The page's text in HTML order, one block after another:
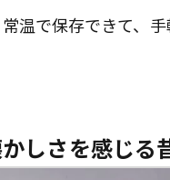
温で保存できて、
しさを感じる